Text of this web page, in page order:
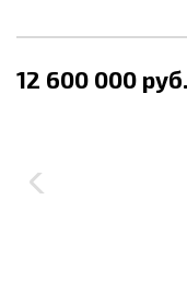
12 600 000 руб.